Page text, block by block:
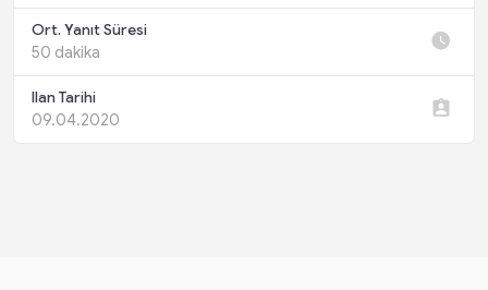
Ort. Yanıt Süresi
50 dakika
Ilan Tarihi
09.04.2020